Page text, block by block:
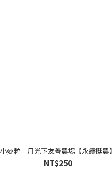
小麥粒｜月光下友善農場【永續挺農】
NT$250